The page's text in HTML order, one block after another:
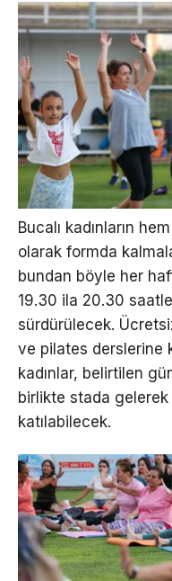
Bucalı kadınların
olarak formda
bundan böyle her
19.30 ila 20.30
sürdürülecek.
ve pilates derslerine
kadınlar, belirtilen
birlikte stada gelerek
katılabilecek.